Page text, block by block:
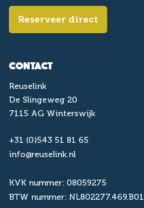
Reserveer direct
Contact
Reuselink
De Slingeweg 20
7115 AG Winterswijk
+31 (0)543 51 81 65
info@reuselink.nl
KVK nummer: 08059275
BTW nummer: NL802277.469.B01